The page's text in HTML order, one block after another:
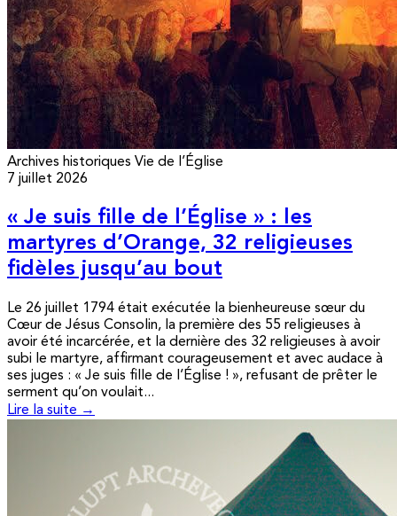
Archives historiques Vie de l’Église
7 juillet 2026
« Je suis fille de l’Église » : les
martyres d’Orange, 32 religieuses
fidèles jusqu’au bout
Le 26 juillet 1794 était exécutée la bienheureuse sœur du
Cœur de Jésus Consolin, la première des 55 religieuses à
avoir été incarcérée, et la dernière des 32 religieuses à avoir
subi le martyre, affirmant courageusement et avec audace à
ses juges : « Je suis fille de l’Église ! », refusant de prêter le
serment qu’on voulait...
Lire la suite →